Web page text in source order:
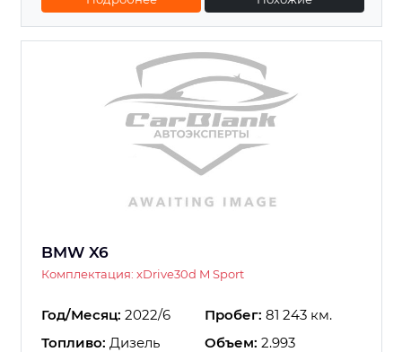
BMW X6
Комплектация: xDrive30d M Sport
Год/Месяц: 2022/6 Пробег: 81 243 км.
Топливо: Дизель Объем: 2.993